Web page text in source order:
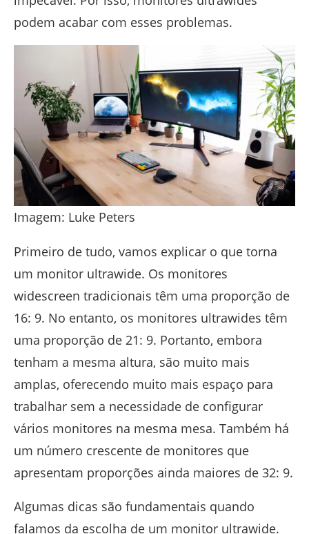
podem acabar com esses problemas.
Imagem: Luke Peters
Primeiro de tudo, vamos explicar o que torna
um monitor ultrawide. Os monitores
widescreen tradicionais têm uma proporção de
16: 9. No entanto, os monitores ultrawides têm
uma proporção de 21: 9. Portanto, embora
tenham a mesma altura, são muito mais
amplas, oferecendo muito mais espaço para
trabalhar sem a necessidade de configurar
vários monitores na mesma mesa. Também há
um número crescente de monitores que
apresentam proporções ainda maiores de 32: 9.
Algumas dicas são fundamentais quando
falamos da escolha de um monitor ultrawide.